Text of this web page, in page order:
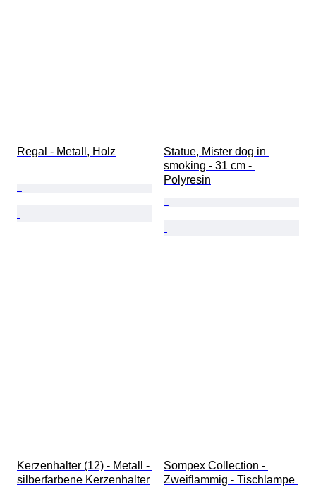
Regal - Metall, Holz
Statue, Mister dog in
smoking - 31 cm -
Polyresin
Kerzenhalter (12) - Metall -
silberfarbene Kerzenhalter
Sompex Collection -
Zweiflammig - Tischlampe